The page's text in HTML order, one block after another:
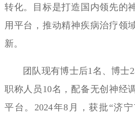
转化。目标是打造国内领先的
用平台，推动精神疾病治疗领
新。
团队现有博士后1名、博士
职称人员10名，配备无创神经
平台。2024年8月，获批“济